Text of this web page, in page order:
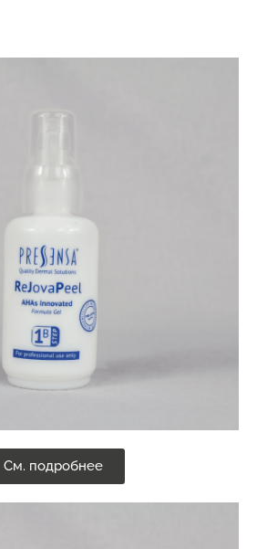
См. подробнее